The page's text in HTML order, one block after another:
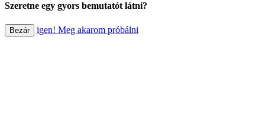
Szeretne egy gyors bemutatót látni?
Bezár igen! Meg akarom próbálni